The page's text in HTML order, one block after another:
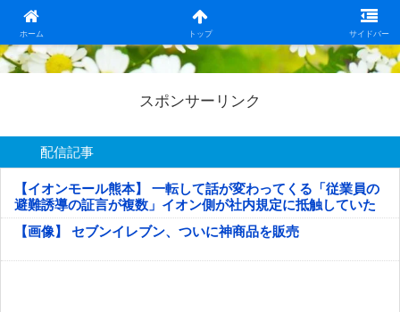
ホーム トップ サイドバー
日本第一！ニュース録
スポンサーリンク
配信記事
【イオンモール熊本】 一転して話が変わってくる「従業員の
避難誘導の証言が複数」イオン側が社内規定に抵触していた
疑い
【画像】 セブンイレブン、ついに神商品を販売